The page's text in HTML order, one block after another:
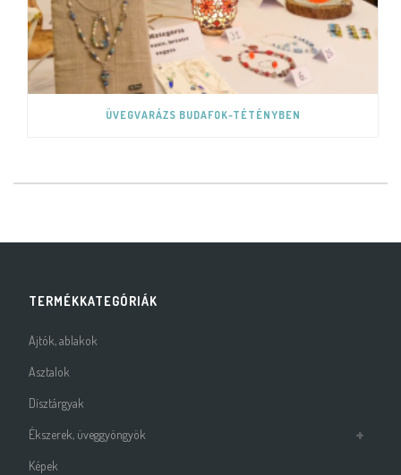
ÜVEGVARÁZS BUDAFOK-TÉTÉNYBEN
TERMÉKKATEGÓRIÁK
Ajtók, ablakok
Asztalok
Dísztárgyak
Ékszerek, üveggyöngyök
Képek